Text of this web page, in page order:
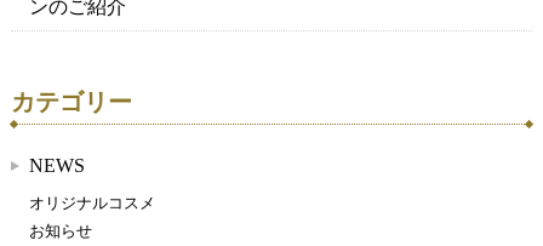
ンのご紹介
カテゴリー
NEWS
オリジナルコスメ
お知らせ